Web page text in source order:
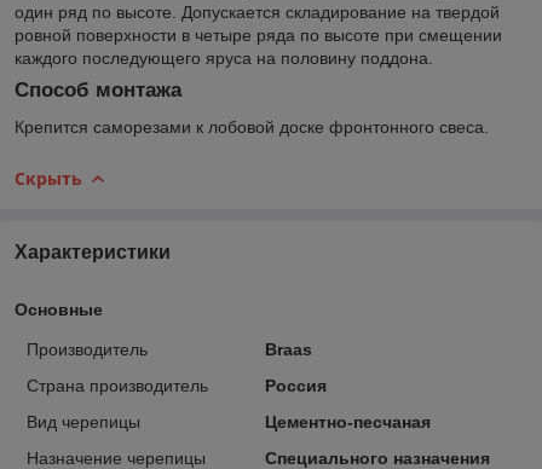
один ряд по высоте. Допускается складирование на твердой
ровной поверхности в четыре ряда по высоте при смещении
каждого последующего яруса на половину поддона.
Способ монтажа
Крепится саморезами к лобовой доске фронтонного свеса.
Скрыть
Характеристики
Основные
Производитель
Braas
Страна производитель
Россия
Вид черепицы
Цементно-песчаная
Назначение черепицы
Специального назначения